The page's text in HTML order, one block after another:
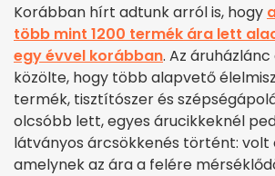
Korábban hírt adtunk arról is, hogy
több mint 1200 termék ára lett
egy évvel korábban. Az
közölte, hogy több alapvető
termék, tisztítószer és
olcsóbb lett, egyes árucikkeknél
látványos árcsökkenés történt: volt
amelynek az ára a felére